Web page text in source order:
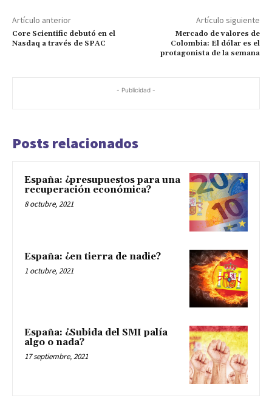
Artículo anterior
Core Scientific debutó en el
Nasdaq a través de SPAC
Artículo siguiente
Mercado de valores de
Colombia: El dólar es el
protagonista de la semana
- Publicidad -
Posts relacionados
España: ¿presupuestos para una
recuperación económica?
8 octubre, 2021
España: ¿en tierra de nadie?
1 octubre, 2021
España: ¿Subida del SMI palía
algo o nada?
17 septiembre, 2021